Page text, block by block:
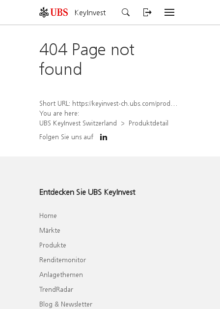
KeyInvest
404 Page not
found
Short URL: https://keyinvest-ch.ubs.com/produkt/detail/index/isin/CH1579758074
You are here:
UBS KeyInvest Switzerland
Produktdetail
Folgen Sie uns auf
Entdecken Sie UBS KeyInvest
Home
Märkte
Produkte
Renditemonitor
Anlagethemen
TrendRadar
Blog & Newsletter